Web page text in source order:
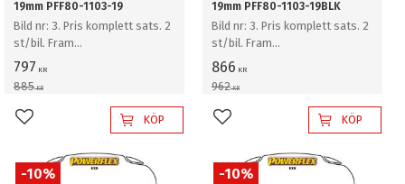
19mm PFF80-1103-19
Bild nr: 3. Pris komplett sats. 2
st/bil. Fram
krängningshämmare bussning
19mm
797 KR
885KR
Lägg till i favoriterKÖP
19mm PFF80-1103-19BLK
Bild nr: 3. Pris komplett sats. 2
st/bil. Fram
krängningshämmare bussning
19mm
866 KR
962KR
Lägg till i favoriterKÖP
10% 10%